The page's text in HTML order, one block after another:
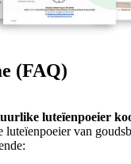
(FAQ)
luteïenpoeier
luteïenpoeier van